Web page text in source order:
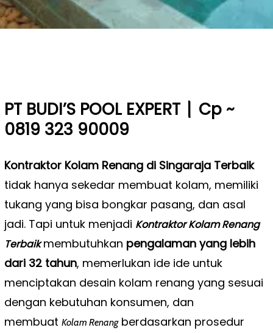
PT BUDI’S POOL EXPERT| Cp ~
0819 323 90009
Kontraktor Kolam Renang di Singaraja Terbaik
tidak hanya sekedar membuat kolam, memiliki
tukang yang bisa bongkar pasang, dan asal
jadi. Tapi untuk menjadi Kontraktor Kolam Renang
Terbaikmembutuhkan pengalaman yang lebih
dari 32 tahun, memerlukan ide ide untuk
menciptakan desain kolam renang yang sesuai
dengan kebutuhan konsumen, dan
membuat Kolam Renangberdasarkan prosedur